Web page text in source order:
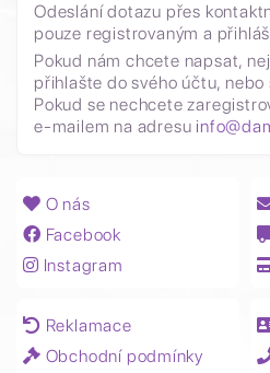
Odeslání dotazu přes
pouze registrovaným a
Pokud nám chcete napsat,
přihlašte do svého účtu,
Pokud se nechcete
e-mailem na adresu
O nás
Facebook
Instagram
Reklamace
Obchodní podmínky